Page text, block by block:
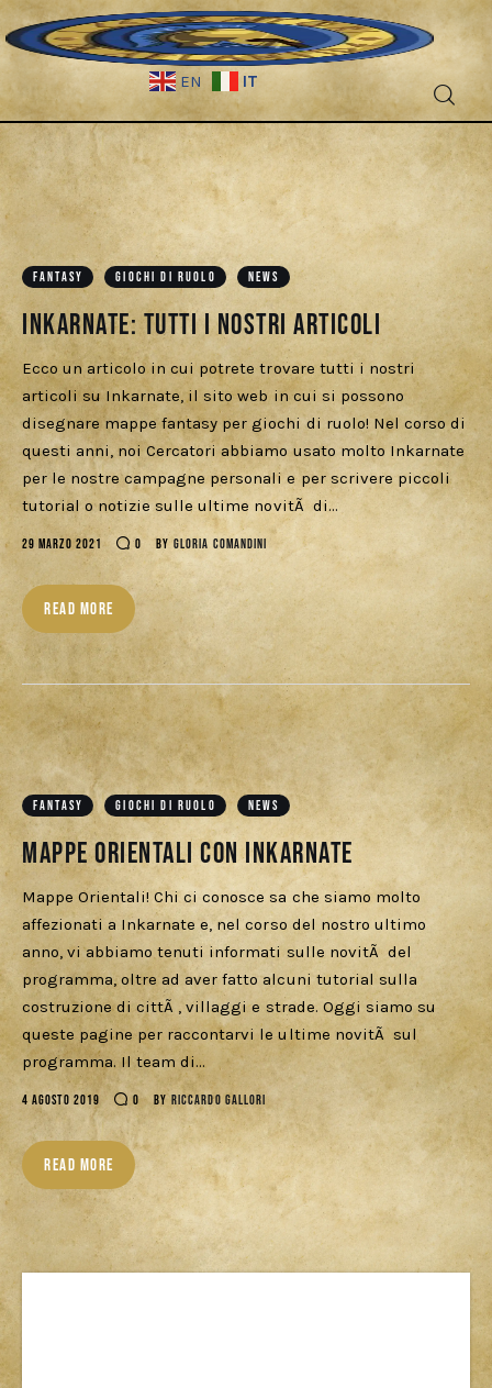
EN IT
Fantascienza
Fantasy
Games
Recensioni
Libri e fumetti
Cercatori
Download
FANTASY GIOCHI DI RUOLO NEWS
Inkarnate: tutti i nostri articoli
Ecco un articolo in cui potrete trovare tutti i nostri
articoli su Inkarnate, il sito web in cui si possono
disegnare mappe fantasy per giochi di ruolo! Nel corso di
questi anni, noi Cercatori abbiamo usato molto Inkarnate
per le nostre campagne personali e per scrivere piccoli
tutorial o notizie sulle ultime novitÃ di…
29 MARZO 2021 0 BY GLORIA COMANDINI
READ MORE
FANTASY GIOCHI DI RUOLO NEWS
Mappe Orientali con Inkarnate
Mappe Orientali! Chi ci conosce sa che siamo molto
affezionati a Inkarnate e, nel corso del nostro ultimo
anno, vi abbiamo tenuti informati sulle novitÃ del
programma, oltre ad aver fatto alcuni tutorial sulla
costruzione di cittÃ , villaggi e strade. Oggi siamo su
queste pagine per raccontarvi le ultime novitÃ sul
programma. Il team di…
4 AGOSTO 2019 0 BY RICCARDO GALLORI
READ MORE